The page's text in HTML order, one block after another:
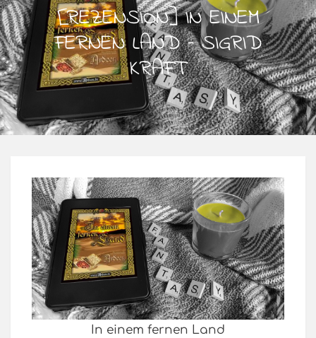
[REZENSION] IN EINEM
FERNEN LAND – SIGRID
KRAFT
In einem fernen Land